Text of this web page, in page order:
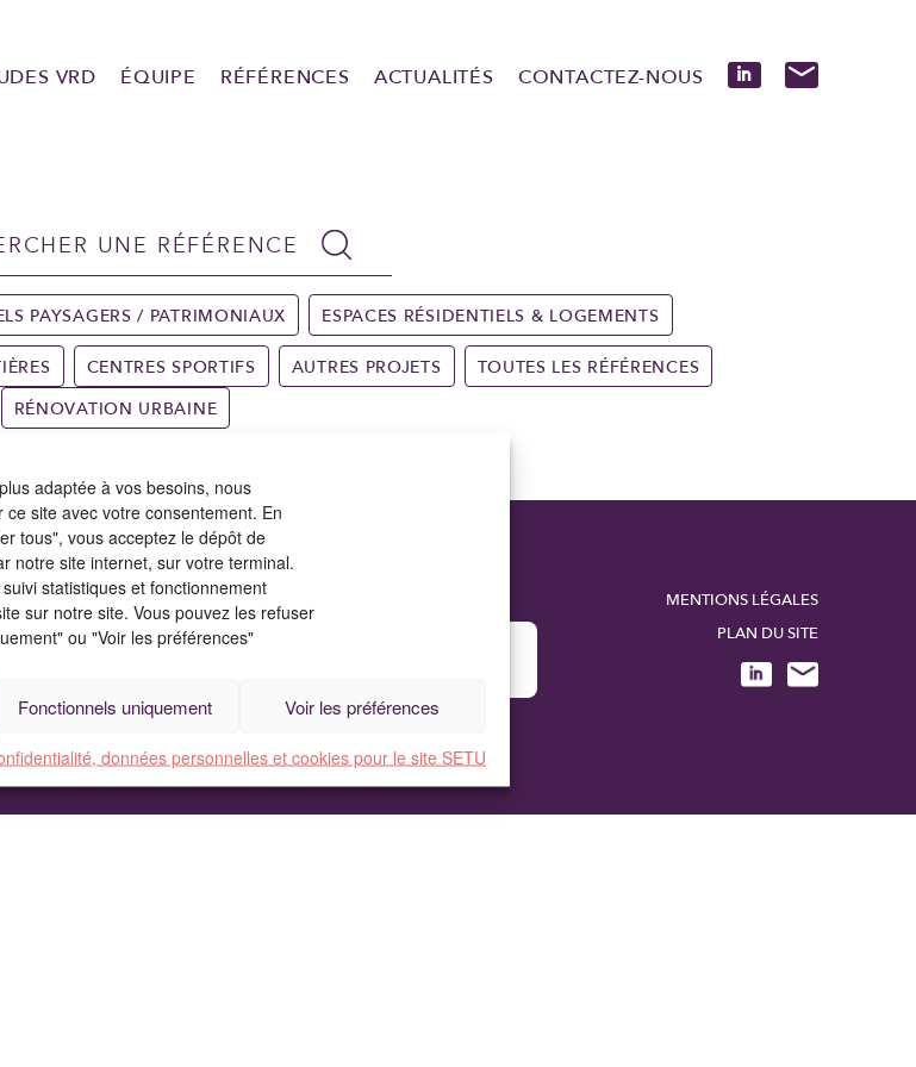
adaptée à vos besoins, nous
site avec votre consentement. En
tous", vous acceptez le dépôt de
notre site internet, sur votre terminal.
statistiques et fonctionnement
sur notre site. Vous pouvez les refuser
ou "Voir les préférences"
Fonctionnels uniquement Voir les préférences
données personnelles et cookies pour le site SETU
VRD ÉQUIPE RÉFÉRENCES ACTUALITÉS CONTACTEZ-NOUS
PAYSAGERS / PATRIMONIAUX ESPACES RÉSIDENTIELS & LOGEMENTS
CENTRES SPORTIFS AUTRES PROJETS
TOUTES LES RÉFÉRENCES
RÉNOVATION URBAINE
FONT CONFIANCE
MENTIONS LÉGALES
PLAN DU SITE
© 2026. Tous droits réservés